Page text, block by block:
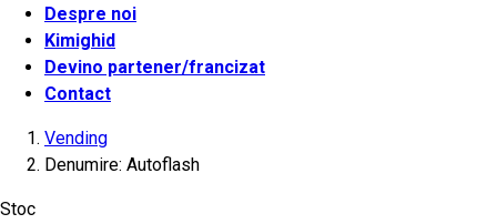
Despre noi
Kimighid
Devino partener/francizat
Contact
Vending
Denumire: Autoflash
Stoc